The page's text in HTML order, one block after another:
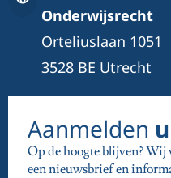
Onderwijsrecht
Orteliuslaan 1051
3528 BE Utrecht
Aanmelden
Op de hoogte blijven? Wij
een nieuwsbrief en